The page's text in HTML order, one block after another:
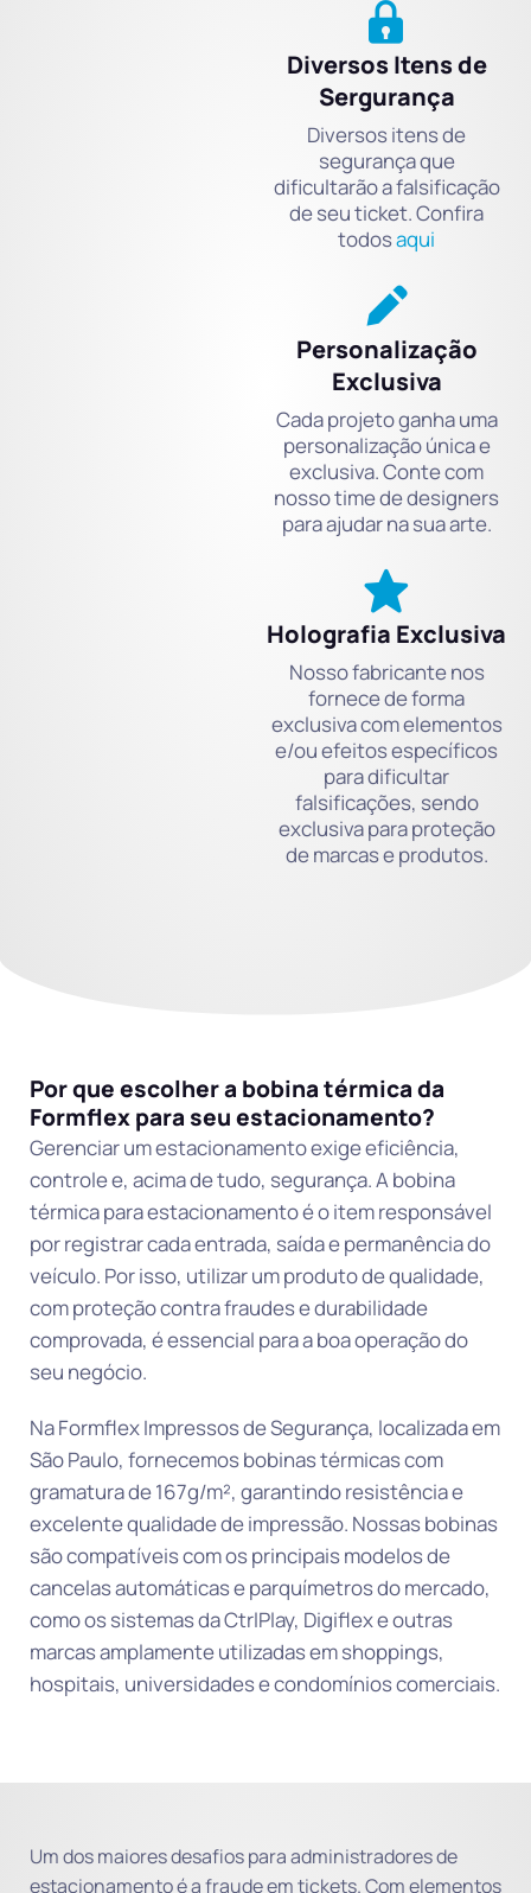
Diversos Itens de
Sergurança
Diversos itens de
segurança que
dificultarão a falsificação
de seu ticket. Confira
todosaqui
Personalização
Exclusiva
Cada projeto ganha uma
personalização única e
exclusiva. Conte com
nosso time de designers
para ajudar na sua arte.
Holografia Exclusiva
Nosso fabricante nos
fornece de forma
exclusiva com elementos
e/ou efeitos específicos
para dificultar
falsificações, sendo
exclusiva para proteção
de marcas e produtos.
Por que escolher a bobina térmica da
Formflex para seu estacionamento?
Gerenciar um estacionamento exige eficiência,
controle e, acima de tudo, segurança. A bobina
térmica para estacionamento é o item responsável
por registrar cada entrada, saída e permanência do
veículo. Por isso, utilizar um produto de qualidade,
com proteção contra fraudes e durabilidade
comprovada, é essencial para a boa operação do
seu negócio.
Na Formflex Impressos de Segurança, localizada em
São Paulo, fornecemos bobinas térmicas com
gramatura de 167g/m², garantindo resistência e
excelente qualidade de impressão. Nossas bobinas
são compatíveis com os principais modelos de
cancelas automáticas e parquímetros do mercado,
como os sistemas da CtrlPlay, Digiflex e outras
marcas amplamente utilizadas em shoppings,
hospitais, universidades e condomínios comerciais.
Um dos maiores desafios para administradores de
estacionamento é a fraude em tickets. Com elementos